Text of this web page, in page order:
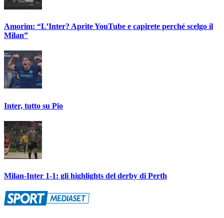
Amorim: “L’Inter? Aprite YouTube e capirete perché scelgo il
Milan”
Inter, tutto su Pio
Milan-Inter 1-1: gli highlights del derby di Perth